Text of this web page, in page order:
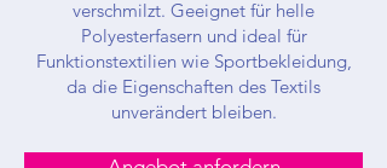
verschmilzt. Geeignet für helle
Polyesterfasern und ideal für
Funktionstextilien wie Sportbekleidung,
da die Eigenschaften des Textils
unverändert bleiben.